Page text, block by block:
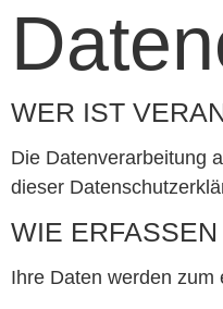
WER IST
Die Datenverarbeitung
dieser
WIE
Ihre Daten werden